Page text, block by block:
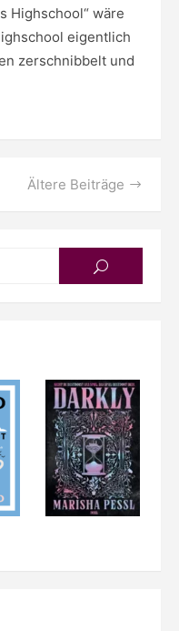
Highschool“ wäre
eigentlich
zerschnibbelt und
Ältere Beiträge
SEARCH